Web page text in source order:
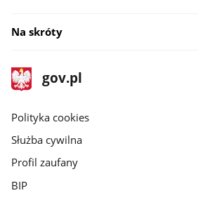
Na skróty
stopka
gov.pl
Strona
gov.pl
gov.pl
Polityka cookies
Służba cywilna
Profil zaufany
BIP